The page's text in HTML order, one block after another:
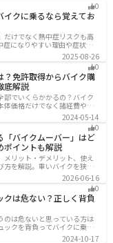
0
イクに乗るなら覚えてお
だけでなく熱中症リスクも高
症になりやすい理由や症状、
むための対策を徹底解説。夏
ポイントの工夫など、猛暑で
す。
2025-08-26
0
？免許取得からバイク購
底解説
部でいくらかかるの？バイク
体価格だけでなく諸経費や税
ィングギア、メンテナンス
持費もかかります。この記事
ての費用をまとめました。ま
コツも紹介するので参考にし
2024-05-14
0
「バイクムーバー」はど
ポイントも解説
メリット・デメリット、使え
方を解説。重いバイクを狭い
方へ、ワールドウォークやFov
徴も紹介します。駐車時の切
したいライダー必見です。導
。安全面まで確認。
2026-06-16
0
クは危ない？正しく背負
のは危ないと思っている方は
ックを背負ってバイクに乗る
介しています。実は、荷物の
2024-10-17